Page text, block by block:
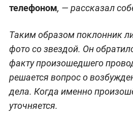
телефоном, — рассказал
Таким образом поклонник
фото со звездой. Он
факту произошедшего
решается вопрос о
дела. Когда именно
уточняется.